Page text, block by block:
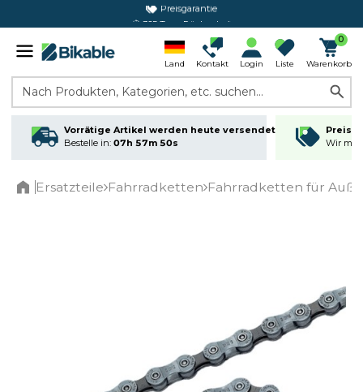
365 Tage Rückgabe*
Land Kontakt Login Liste
0
Warenkorb
Nach Produkten, Kategorien, etc. suchen...
Vorrätige Artikel werden heute versendet
Bestelle in: 07h 57m 50s
Wir
Ersatzteile Fahrradketten Fahrradketten für